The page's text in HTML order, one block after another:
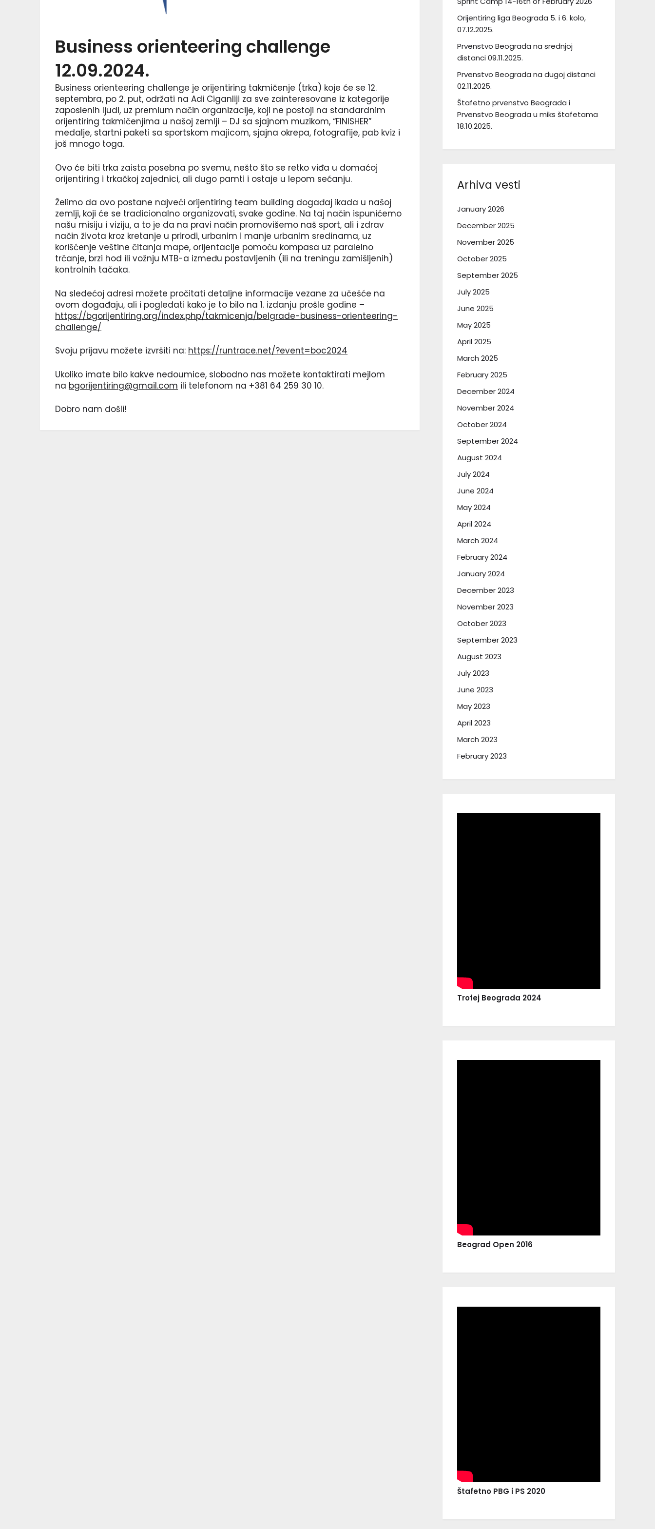
Business orienteering challenge
12.09.2024.
Business orienteering challenge je orijentiring takmičenje (trka) koje će se 12.
septembra, po 2. put, održati na Adi Ciganliji za sve zainteresovane iz kategorije
zaposlenih ljudi, uz premium način organizacije, koji ne postoji na standardnim
orijentiring takmičenjima u našoj zemlji – DJ sa sjajnom muzikom, “FINISHER”
medalje, startni paketi sa sportskom majicom, sjajna okrepa, fotografije, pab kviz i
još mnogo toga.
Ovo će biti trka zaista posebna po svemu, nešto što se retko viđa u domaćoj
orijentiring i trkačkoj zajednici, ali dugo pamti i ostaje u lepom sećanju.
Želimo da ovo postane najveći orijentiring team building događaj ikada u našoj
zemlji, koji će se tradicionalno organizovati, svake godine. Na taj način ispunićemo
našu misiju i viziju, a to je da na pravi način promovišemo naš sport, ali i zdrav
način života kroz kretanje u prirodi, urbanim i manje urbanim sredinama, uz
korišćenje veštine čitanja mape, orijentacije pomoću kompasa uz paralelno
trčanje, brzi hod ili vožnju MTB-a između postavljenih (ili na treningu zamišljenih)
kontrolnih tačaka.
Na sledećoj adresi možete pročitati detaljne informacije vezane za učešće na
ovom događaju, ali i pogledati kako je to bilo na 1. izdanju prošle godine –
https://bgorijentiring.org/index.php/takmicenja/belgrade-business-orienteering-
challenge/
Svoju prijavu možete izvršiti na: https://runtrace.net/?event=boc2024
Ukoliko imate bilo kakve nedoumice, slobodno nas možete kontaktirati mejlom
na bgorijentiring@gmail.com ili telefonom na +381 64 259 30 10.
Dobro nam došli!
Orijentiring liga Beograda 5. i 6. kolo,
07.12.2025.
Prvenstvo Beograda na srednjoj
distanci 09.11.2025.
Prvenstvo Beograda na dugoj distanci
02.11.2025.
Štafetno prvenstvo Beograda i
Prvenstvo Beograda u miks štafetama
18.10.2025.
Arhiva vesti
January 2026
December 2025
November 2025
October 2025
September 2025
July 2025
June 2025
May 2025
April 2025
March 2025
February 2025
December 2024
November 2024
October 2024
September 2024
August 2024
July 2024
June 2024
May 2024
April 2024
March 2024
February 2024
January 2024
December 2023
November 2023
October 2023
September 2023
August 2023
July 2023
June 2023
May 2023
April 2023
March 2023
February 2023
Trofej Beograda 2024
Beograd Open 2016
Štafetno PBG i PS 2020